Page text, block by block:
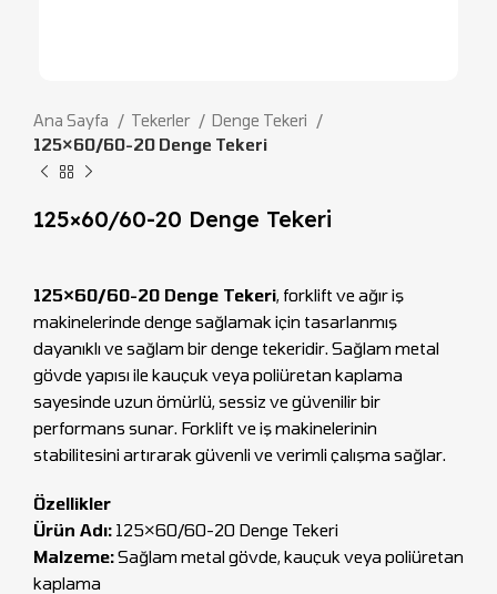
Ana Sayfa Tekerler
Denge Tekeri
125×60/60-20 Denge Tekeri
125×60/60-20 Denge Tekeri
125×60/60-20 Denge Tekeri, forklift ve ağır iş
makinelerinde denge sağlamak için tasarlanmış
dayanıklı ve sağlam bir denge tekeridir. Sağlam metal
gövde yapısı ile kauçuk veya poliüretan kaplama
sayesinde uzun ömürlü, sessiz ve güvenilir bir
performans sunar. Forklift ve iş makinelerinin
stabilitesini artırarak güvenli ve verimli çalışma sağlar.
Özellikler
Ürün Adı: 125×60/60-20 Denge Tekeri
Malzeme:Sağlam metal gövde, kauçuk veya poliüretan
kaplama